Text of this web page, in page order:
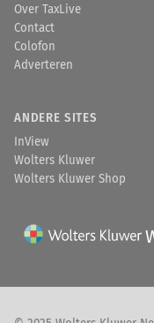
Over TaxLive
Contact
Colofon
Adverteren
ANDERE SITES
InView
Wolters Kluwer
Wolters Kluwer Shop